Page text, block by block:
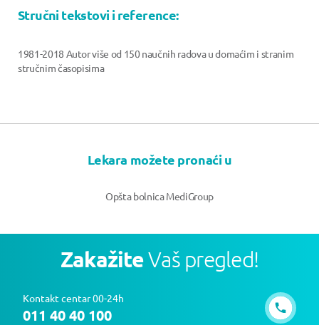
Stručni tekstovi i reference:
1981-2018 Autor više od 150 naučnih radova u domaćim i stranim
stručnim časopisima
Lekara možete pronaći u
Opšta bolnica MediGroup
ZakažiteVaš pregled!
Kontakt centar 00-24h
011 40 40 100